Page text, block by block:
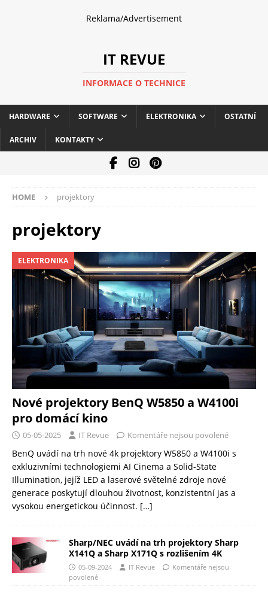
Reklama/Advertisement
IT REVUE
INFORMACE O TECHNICE
HARDWARE SOFTWARE ELEKTRONIKA OSTATNÍ
ARCHIV KONTAKTY
HOME projektory
projektory
ELEKTRONIKA
Nové projektory BenQ W5850 a W4100i
pro domácí kino
05-05-2025 IT Revue Komentáře nejsou povolené
BenQ uvádí na trh nové 4k projektory W5850 a W4100i s
exkluzivními technologiemi AI Cinema a Solid-State
Illumination, jejíž LED a laserové světelné zdroje nové
generace poskytují dlouhou životnost, konzistentní jas a
vysokou energetickou účinnost. […]
Sharp/NEC uvádí na trh projektory Sharp
X141Q a Sharp X171Q s rozlišením 4K
05-09-2024 IT Revue
Komentáře nejsou
povolené